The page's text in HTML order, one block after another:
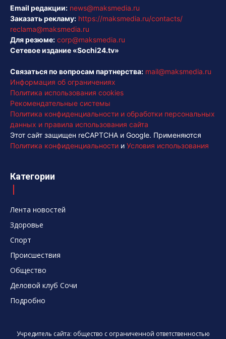
Email редакции: news@maksmedia.ru
Заказать рекламу: https://maksmedia.ru/contacts/
reclama@maksmedia.ru
Для резюме: corp@maksmedia.ru
Сетевое издание «Sochi24.tv»
Связаться по вопросам партнерства: mail@maksmedia.ru
Информация об ограничениях
Политика использования cookies
Рекомендательные системы
Политика конфиденциальности и обработки персональных
данных и правила использования сайта
Этот сайт защищен reCAPTCHA и Google. Применяются
Политика конфиденциальности и Условия использования
Категории
Лента новостей
Здоровье
Спорт
Происшествия
Общество
Деловой клуб Сочи
Подробно
Учредитель сайта: общество с ограниченной ответственностью